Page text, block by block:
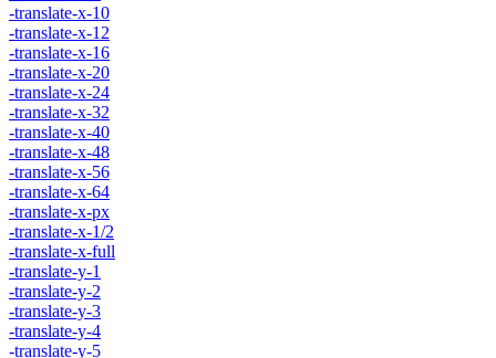
-translate-x-10
-translate-x-12
-translate-x-16
-translate-x-20
-translate-x-24
-translate-x-32
-translate-x-40
-translate-x-48
-translate-x-56
-translate-x-64
-translate-x-px
-translate-x-1/2
-translate-x-full
-translate-y-1
-translate-y-2
-translate-y-3
-translate-y-4
-translate-y-5